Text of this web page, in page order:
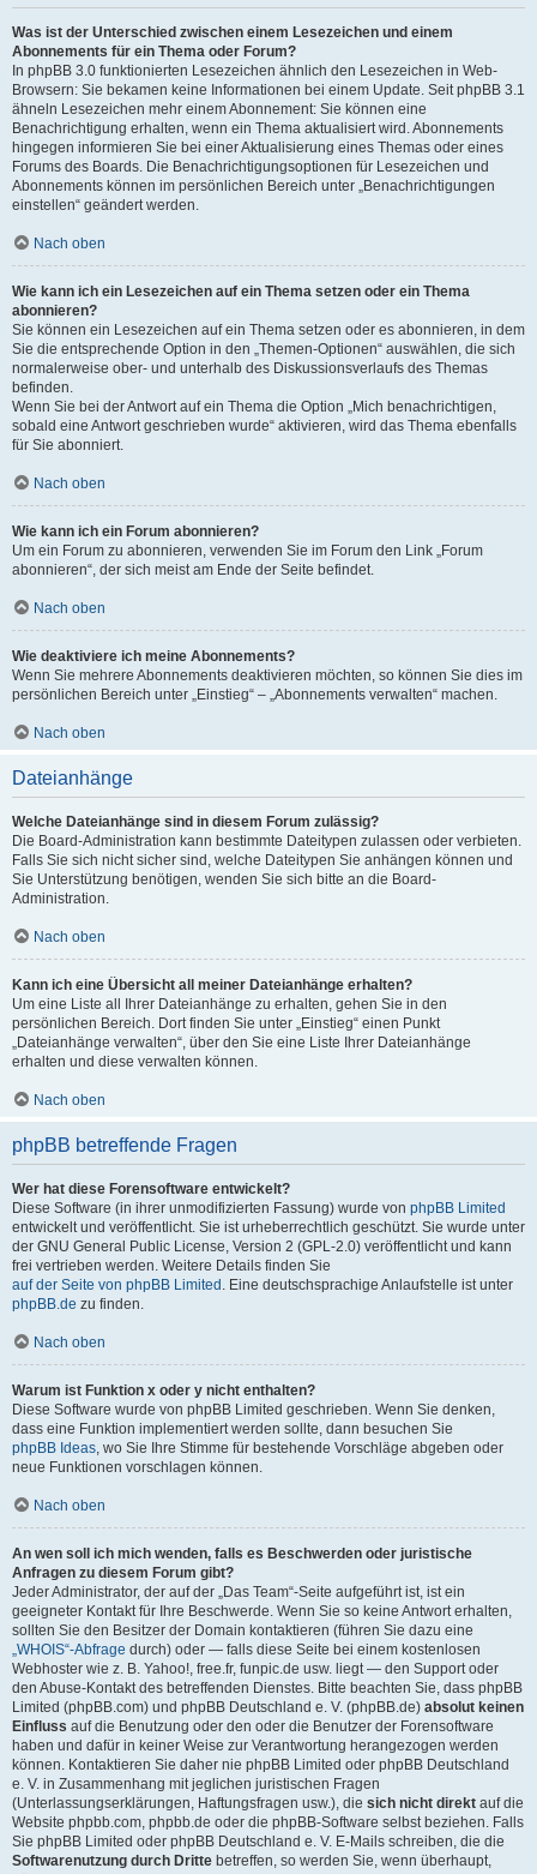
Was ist der Unterschied zwischen einem Lesezeichen und einem
Abonnements für ein Thema oder Forum?
In phpBB 3.0 funktionierten Lesezeichen ähnlich den Lesezeichen in Web-
Browsern: Sie bekamen keine Informationen bei einem Update. Seit phpBB 3.1
ähneln Lesezeichen mehr einem Abonnement: Sie können eine
Benachrichtigung erhalten, wenn ein Thema aktualisiert wird. Abonnements
hingegen informieren Sie bei einer Aktualisierung eines Themas oder eines
Forums des Boards. Die Benachrichtigungsoptionen für Lesezeichen und
Abonnements können im persönlichen Bereich unter „Benachrichtigungen
einstellen“ geändert werden.
Nach oben
Wie kann ich ein Lesezeichen auf ein Thema setzen oder ein Thema
abonnieren?
Sie können ein Lesezeichen auf ein Thema setzen oder es abonnieren, in dem
Sie die entsprechende Option in den „Themen-Optionen“ auswählen, die sich
normalerweise ober- und unterhalb des Diskussionsverlaufs des Themas
befinden.
Wenn Sie bei der Antwort auf ein Thema die Option „Mich benachrichtigen,
sobald eine Antwort geschrieben wurde“ aktivieren, wird das Thema ebenfalls
für Sie abonniert.
Nach oben
Wie kann ich ein Forum abonnieren?
Um ein Forum zu abonnieren, verwenden Sie im Forum den Link „Forum
abonnieren“, der sich meist am Ende der Seite befindet.
Nach oben
Wie deaktiviere ich meine Abonnements?
Wenn Sie mehrere Abonnements deaktivieren möchten, so können Sie dies im
persönlichen Bereich unter „Einstieg“ – „Abonnements verwalten“ machen.
Nach oben
Dateianhänge
Welche Dateianhänge sind in diesem Forum zulässig?
Die Board-Administration kann bestimmte Dateitypen zulassen oder verbieten.
Falls Sie sich nicht sicher sind, welche Dateitypen Sie anhängen können und
Sie Unterstützung benötigen, wenden Sie sich bitte an die Board-
Administration.
Nach oben
Kann ich eine Übersicht all meiner Dateianhänge erhalten?
Um eine Liste all Ihrer Dateianhänge zu erhalten, gehen Sie in den
persönlichen Bereich. Dort finden Sie unter „Einstieg“ einen Punkt
„Dateianhänge verwalten“, über den Sie eine Liste Ihrer Dateianhänge
erhalten und diese verwalten können.
Nach oben
phpBB betreffende Fragen
Wer hat diese Forensoftware entwickelt?
Diese Software (in ihrer unmodifizierten Fassung) wurde von phpBB Limited
entwickelt und veröffentlicht. Sie ist urheberrechtlich geschützt. Sie wurde unter
der GNU General Public License, Version 2 (GPL-2.0) veröffentlicht und kann
frei vertrieben werden. Weitere Details finden Sie
auf der Seite von phpBB Limited . Eine deutschsprachige Anlaufstelle ist unter
phpBB.de zu finden.
Nach oben
Warum ist Funktion x oder y nicht enthalten?
Diese Software wurde von phpBB Limited geschrieben. Wenn Sie denken,
dass eine Funktion implementiert werden sollte, dann besuchen Sie
phpBB Ideas, wo Sie Ihre Stimme für bestehende Vorschläge abgeben oder
neue Funktionen vorschlagen können.
Nach oben
An wen soll ich mich wenden, falls es Beschwerden oder juristische
Anfragen zu diesem Forum gibt?
Jeder Administrator, der auf der „Das Team“-Seite aufgeführt ist, ist ein
geeigneter Kontakt für Ihre Beschwerde. Wenn Sie so keine Antwort erhalten,
sollten Sie den Besitzer der Domain kontaktieren (führen Sie dazu eine
„WHOIS“-Abfrage durch) oder — falls diese Seite bei einem kostenlosen
Webhoster wie z. B. Yahoo!, free.fr, funpic.de usw. liegt — den Support oder
den Abuse-Kontakt des betreffenden Dienstes. Bitte beachten Sie, dass phpBB
Limited (phpBB.com) und phpBB Deutschland e. V. (phpBB.de) absolut keinen
Einfluss auf die Benutzung oder den oder die Benutzer der Forensoftware
haben und dafür in keiner Weise zur Verantwortung herangezogen werden
können. Kontaktieren Sie daher nie phpBB Limited oder phpBB Deutschland
e. V. in Zusammenhang mit jeglichen juristischen Fragen
(Unterlassungserklärungen, Haftungsfragen usw.), die sich nicht direkt auf die
Website phpbb.com, phpbb.de oder die phpBB-Software selbst beziehen. Falls
Sie phpBB Limited oder phpBB Deutschland e. V. E-Mails schreiben, die die
Softwarenutzung durch Dritte betreffen, so werden Sie, wenn überhaupt,